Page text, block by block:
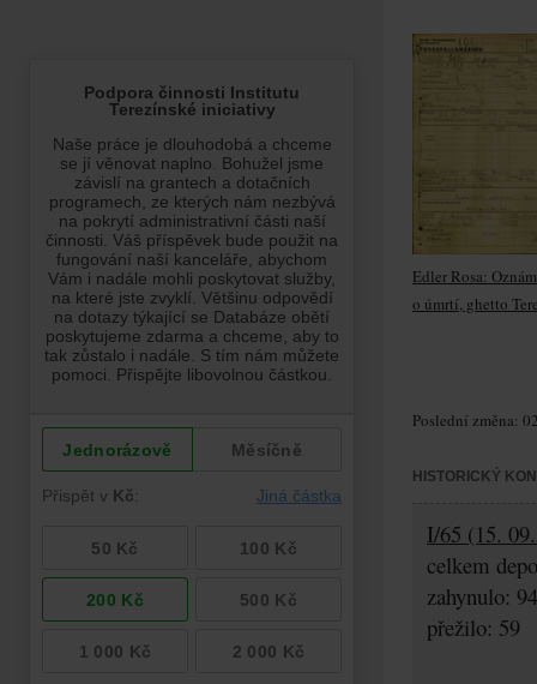
Edler Rosa:
o úmrtí, ghetto
Poslední změna:
HISTORICKÝ
I/65 (15.
celkem
zahynulo:
přežilo: 59